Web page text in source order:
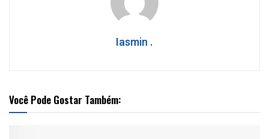
Iasmin .
Você Pode Gostar Também: